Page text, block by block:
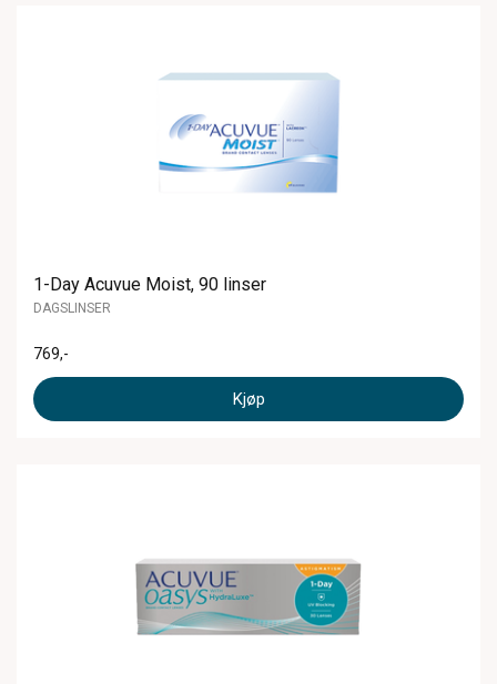
1-Day Acuvue Moist, 90 linser
DAGSLINSER
769,-
Kjøp